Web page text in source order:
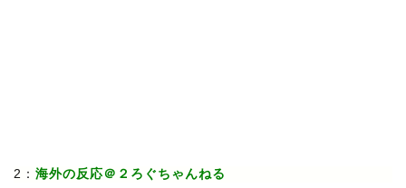
2： 海外の反応＠２ろぐちゃんねる